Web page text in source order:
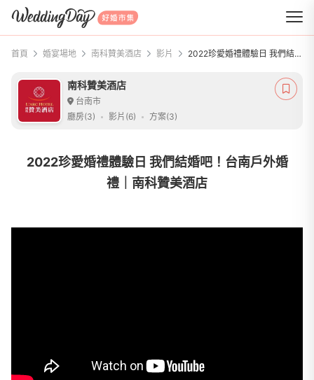
WeddingDay 好婚市集
首頁 婚宴場地 南科贊美酒店 影片 2022珍愛婚禮體驗日 我們結婚吧！台南戶外婚禮｜南科贊美酒店
南科贊美酒店
台南市
廳房(3)
影片(6) 方案(3)
2022珍愛婚禮體驗日 我們結婚吧！台南戶外婚
禮｜南科贊美酒店